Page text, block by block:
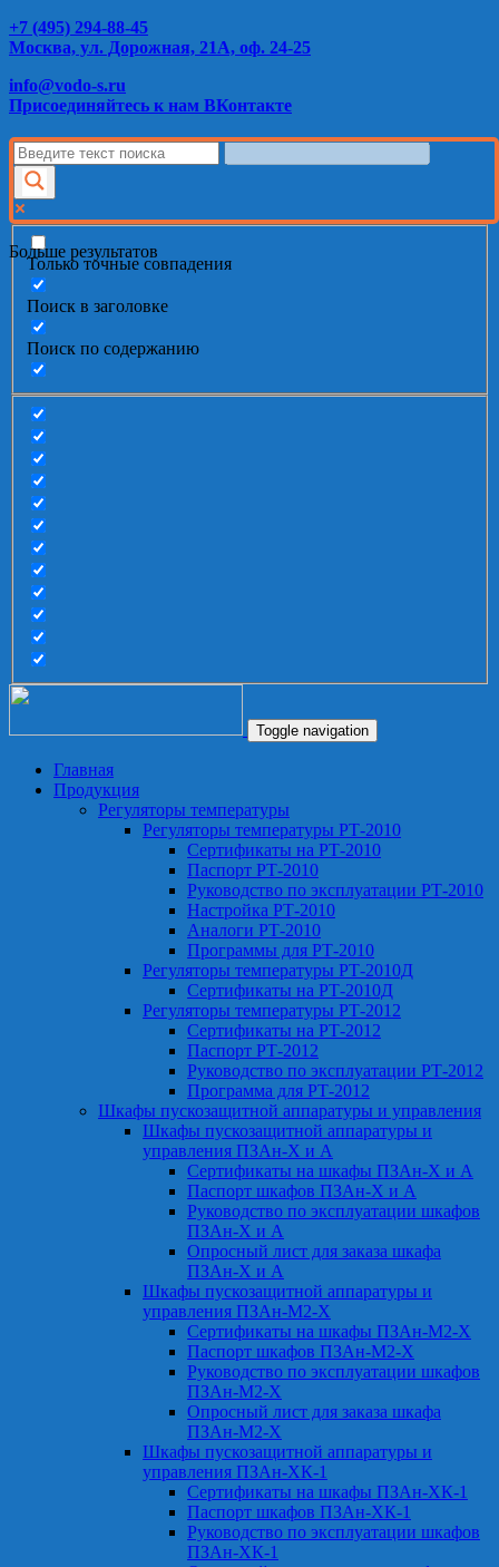
+7 (495) 294-88-45
Москва, ул. Дорожная, 21А, оф. 24-25
info@vodo-s.ru
Присоединяйтесь к нам ВКонтакте
Больше результатов
Только точные совпадения
Поиск в заголовке
Поиск по содержанию
Toggle navigation
Главная
Продукция
Регуляторы температуры
Регуляторы температуры РТ-2010
Сертификаты на РТ-2010
Паспорт РТ-2010
Руководство по эксплуатации РТ-2010
Настройка РТ-2010
Аналоги РТ-2010
Программы для РТ-2010
Регуляторы температуры РТ-2010Д
Сертификаты на РТ-2010Д
Регуляторы температуры РТ-2012
Сертификаты на РТ-2012
Паспорт РТ-2012
Руководство по эксплуатации РТ-2012
Программа для РТ-2012
Шкафы пускозащитной аппаратуры и управления
Шкафы пускозащитной аппаратуры и
управления ПЗАн-Х и А
Сертификаты на шкафы ПЗАн-Х и А
Паспорт шкафов ПЗАн-Х и А
Руководство по эксплуатации шкафов
ПЗАн-Х и А
Опросный лист для заказа шкафа
ПЗАн-Х и А
Шкафы пускозащитной аппаратуры и
управления ПЗАн-М2-Х
Сертификаты на шкафы ПЗАн-М2-Х
Паспорт шкафов ПЗАн-М2-Х
Руководство по эксплуатации шкафов
ПЗАн-М2-Х
Опросный лист для заказа шкафа
ПЗАн-М2-Х
Шкафы пускозащитной аппаратуры и
управления ПЗАн-ХК-1
Сертификаты на шкафы ПЗАн-ХК-1
Паспорт шкафов ПЗАн-ХК-1
Руководство по эксплуатации шкафов
ПЗАн-ХК-1